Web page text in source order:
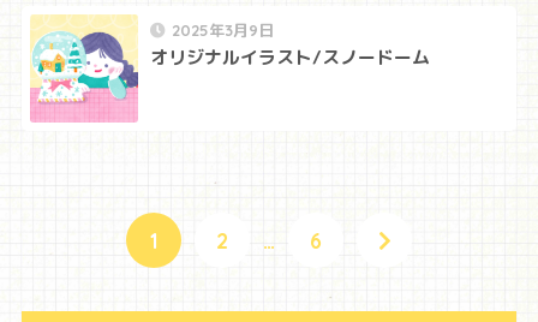
2025年3月9日
オリジナルイラスト/スノードーム
1 2 … 6